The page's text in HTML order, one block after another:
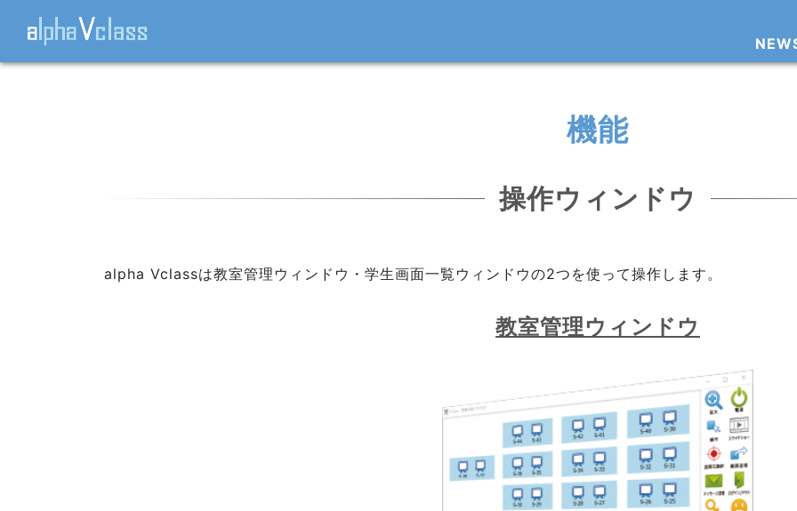
機能
操作ウィンドウ
alpha Vclassは教室管理ウィンドウ・学生画面一覧ウィンドウの2つを使って操作します。
教室管理ウィンドウ